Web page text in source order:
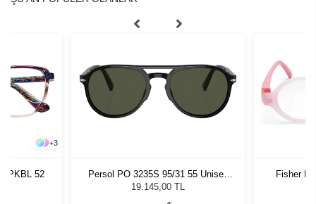
+3
PKBL 52
Persol PO 3235S 95/31 55 Unisex
Güneş Gözlüğü
19.145,00 TL
Fisher